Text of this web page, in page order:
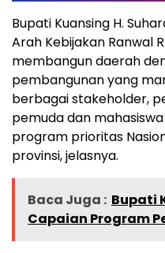
Bupati Kuansing H.
Arah Kebijakan Ranwal
membangun daerah
pembangunan yang
berbagai stakeholder,
pemuda dan
program prioritas
provinsi, jelasnya.
Baca Juga : Bupati
Capaian Program